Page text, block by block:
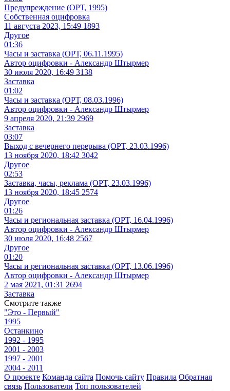
Предупреждение (ОРТ, 1995)
Собственная оцифровка
11 августа 2023, 15:49 1893
Другое
01:36
Часы и заставка (ОРТ, 06.11.1995)
Автор оцифровки - Александр Штырмер
30 июля 2020, 16:49 3138
Заставка
01:02
Часы и заставка (ОРТ, 08.03.1996)
Автор оцифровки - Александр Штырмер
9 апреля 2020, 21:39 2969
Заставка
03:07
Выход с вечернего перерыва (ОРТ, 23.03.1996)
13 ноября 2020, 18:42 3042
Другое
02:53
Заставка, часы, реклама (ОРТ, 23.03.1996)
13 ноября 2020, 18:45 2574
Другое
01:26
Часы и региональная заставка (ОРТ, 16.04.1996)
Автор оцифровки - Александр Штырмер
30 июля 2020, 16:48 2567
Другое
01:20
Часы и региональная заставка (ОРТ, 13.06.1996)
Автор оцифровки - Александр Штырмер
2 мая 2021, 01:31 2694
Заставка
Смотрите также
"Это - Первый"
1995
Останкино
1992 - 1995
2001 - 2003
1997 - 2001
2004 - 2011
О проекте Команда сайта Помочь сайту Правила Обратная
связь Пользователи Топ пользователей